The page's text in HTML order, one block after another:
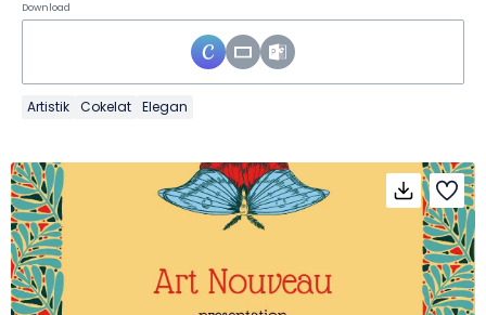
Download
Artistik Cokelat Elegan